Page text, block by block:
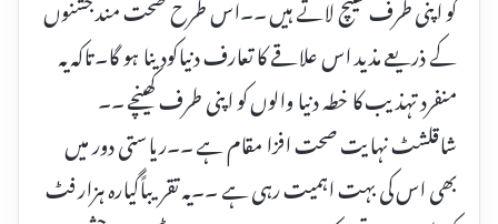
کے ذریعے مذید اس علاقے کا تعارف دنیاکودینا ہو گا۔ تاکہ یہ
منفرد تہذیب کا خطہ دنیا والوں کو اپنی طرف کھینچے ۔۔
شاقلشٹ نہایت صحت افزا مقام ہے ۔۔ریاستی دور میں
بھی اس کی بہت اہمیت رہی ہے ۔۔یہ تقریباًگیارہ ہزار فٹ